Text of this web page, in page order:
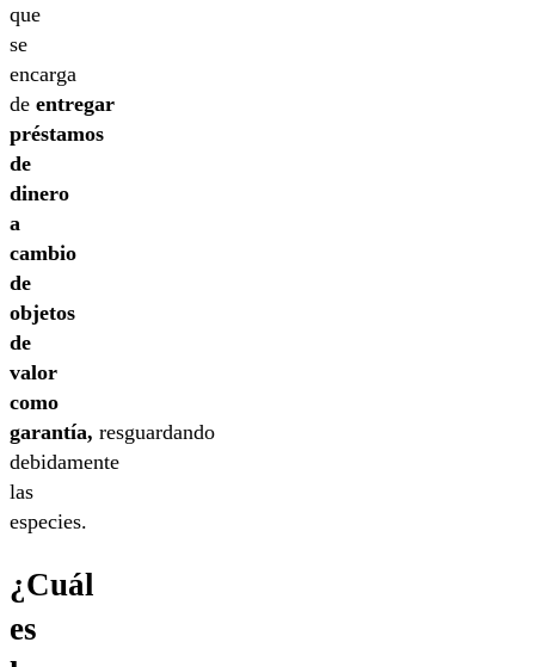
que
se
encarga
de entregar
préstamos
de
dinero
a
cambio
de
objetos
de
valor
como
garantía, resguardando
debidamente
las
especies.
¿Cuál
es